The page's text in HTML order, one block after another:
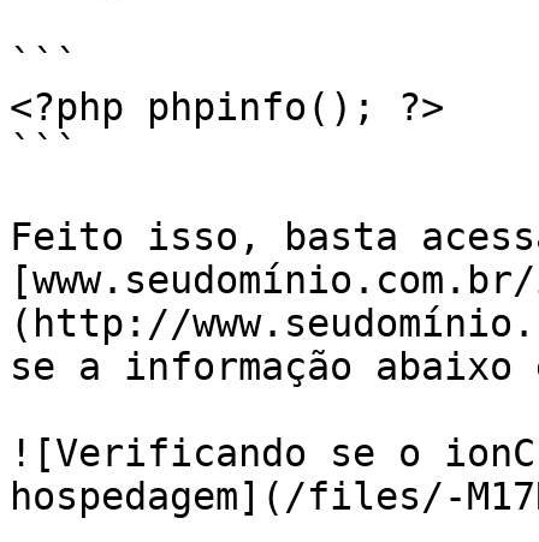
```
<?php phpinfo(); ?>
```
Feito isso, basta
(http://
se a informação
![Verificando se o
hospedagem](/files/-